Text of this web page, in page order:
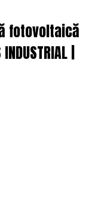
fotovoltaică
|